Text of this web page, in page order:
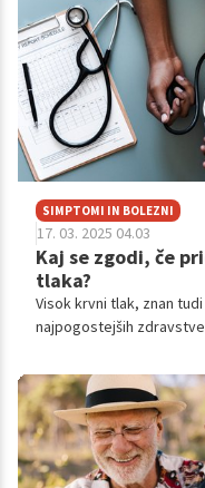
SIMPTOMI IN BOLEZNI
17. 03. 2025 04.03
Kaj se zgodi, če
tlaka?
Visok krvni tlak, znan
najpogostejših
zdravstvenih težav, kot
drugi zapleti.
sprejemanje ukrepov za
ohranjanje zdravega